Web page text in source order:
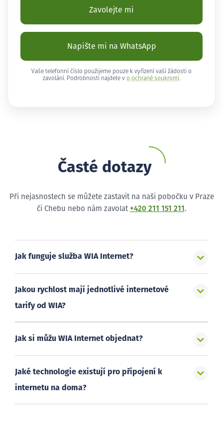
Zavolejte mi
Napište mi na WhatsApp
Vaše telefonní číslo použijeme pouze k vyřízení vaší žádosti o
zavolání. Podrobnosti najdete v o ochraně soukromí .
Časté dotazy
Při nejasnostech se můžete zastavit na naši pobočku v Praze
či Chebu nebo nám zavolat +420 211 151 211 .
Jak funguje služba WIA Internet?
Jakou rychlost mají jednotlivé internetové
tarify od WIA?
Jak si můžu WIA Internet objednat?
Jaké technologie existují pro připojení k
internetu na doma?